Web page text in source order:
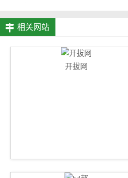
相关网站
开拔网